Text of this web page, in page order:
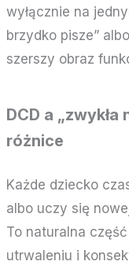
wyłącznie na
brzydko pisze”
szerszy obraz
DCD a
różnice
Każde dziecko
albo uczy się
To naturalna
utrwaleniu i